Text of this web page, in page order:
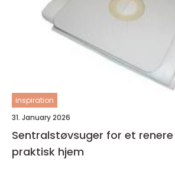
inspiration
31. January 2026
Sentralstøvsuger for et
praktisk hjem